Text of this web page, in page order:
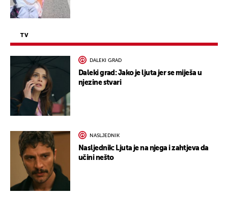
TV
DALEKI GRAD
Daleki grad: Jako je ljuta jer se miješa u
njezine stvari
NASLJEDNIK
Nasljednik: Ljuta je na njega i zahtjeva da
učini nešto